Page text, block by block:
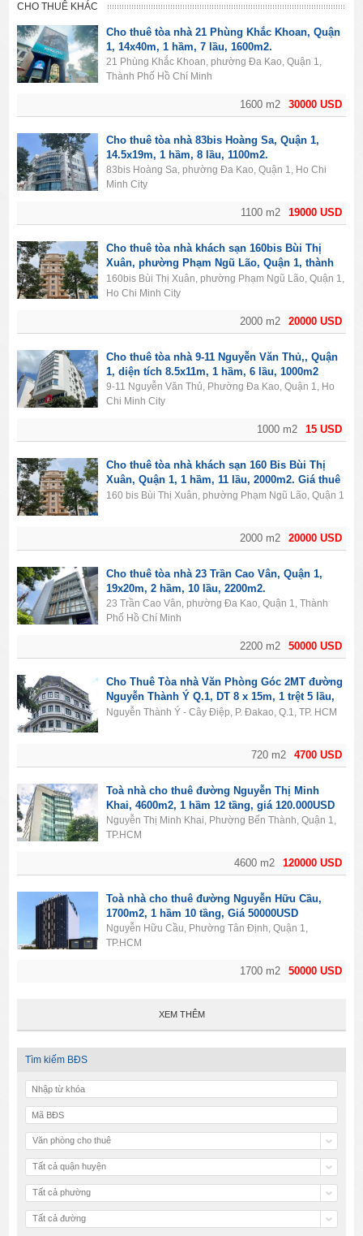
CHO THUÊ KHÁC
30000 USD
1600 m2
Cho thuê tòa nhà 21 Phùng Khắc Khoan, Quận
1, 14x40m, 1 hầm, 7 lầu, 1600m2.
21 Phùng Khắc Khoan, phường Đa Kao, Quận 1,
Thành Phố Hồ Chí Minh
19000 USD
1100 m2
Cho thuê tòa nhà 83bis Hoàng Sa, Quận 1,
14.5x19m, 1 hầm, 8 lầu, 1100m2.
83bis Hoàng Sa, phường Đa Kao, Quận 1, Ho Chi
Minh City
20000 USD
2000 m2
Cho thuê tòa nhà khách sạn 160bis Bùi Thị
Xuân, phường Phạm Ngũ Lão, Quận 1, thành
phố Hồ Chí Minh. Diện tích 2000m2, 1 hầm, 11
lầu, 50PN.
160bis Bùi Thị Xuân, phường Phạm Ngũ Lão, Quận 1,
Ho Chi Minh City
15 USD
1000 m2
Cho thuê tòa nhà 9-11 Nguyễn Văn Thủ,, Quận
1, diện tích 8.5x11m, 1 hầm, 6 lầu, 1000m2
9-11 Nguyễn Văn Thủ, Phường Đa Kao, Quận 1, Ho
Chi Minh City
20000 USD
2000 m2
Cho thuê tòa nhà khách sạn 160 Bis Bùi Thị
Xuân, Quận 1, 1 hầm, 11 lầu, 2000m2. Giá thuê
20.000$/tháng.
160 bis Bùi Thị Xuân, phường Phạm Ngũ Lão, Quận 1
50000 USD
2200 m2
Cho thuê tòa nhà 23 Trần Cao Vân, Quận 1,
19x20m, 2 hầm, 10 lầu, 2200m2.
23 Trần Cao Vân, phường Đa Kao, Quận 1, Thành
Phố Hồ Chí Minh
4700 USD
720 m2
Cho Thuê Tòa nhà Văn Phòng Góc 2MT đường
Nguyễn Thành Ý Q.1, DT 8 x 15m, 1 trệt 5 lầu,
Giá 4700usd
Nguyễn Thành Ý - Cây Điệp, P. Đakao, Q.1, TP. HCM
120000 USD
4600 m2
Toà nhà cho thuê đường Nguyễn Thị Minh
Khai, 4600m2, 1 hầm 12 tầng, giá 120.000USD
Nguyễn Thị Minh Khai, Phường Bến Thành, Quận 1,
TP.HCM
50000 USD
1700 m2
Toà nhà cho thuê đường Nguyễn Hữu Cầu,
1700m2, 1 hầm 10 tầng, Giá 50000USD
Nguyễn Hữu Cầu, Phường Tân Định, Quận 1,
TP.HCM
XEM THÊM
Tìm kiếm BĐS
Văn phòng cho thuê
Tất cả quận huyện
Tất cả phường
Tất cả đường